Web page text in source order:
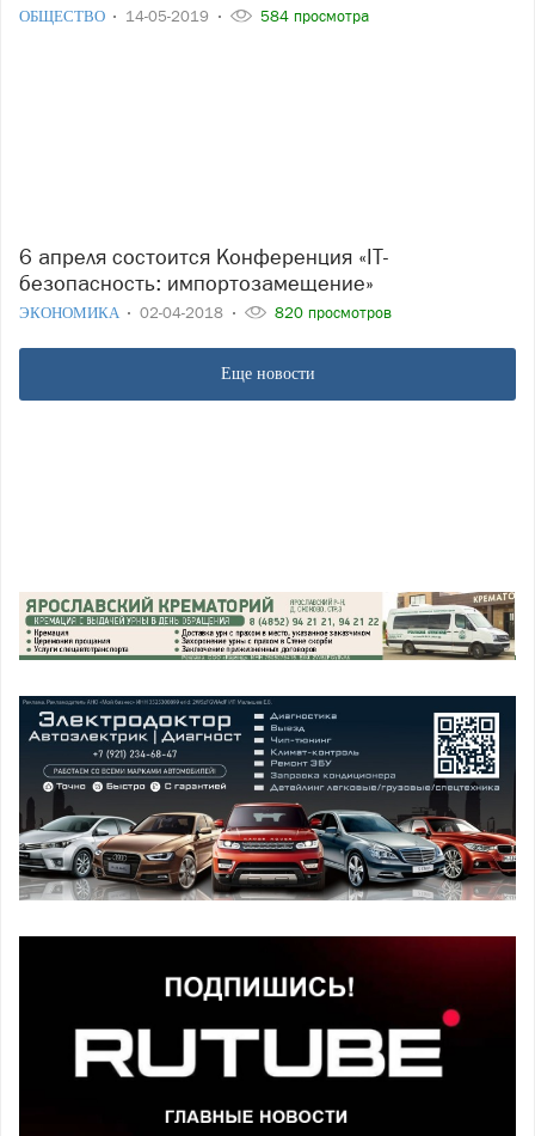
ОБЩЕСТВО 14-05-2019 584 просмотра
6 апреля состоится Конференция «IT-
безопасность: импортозамещение»
ЭКОНОМИКА 02-04-2018 820 просмотров
Еще новости